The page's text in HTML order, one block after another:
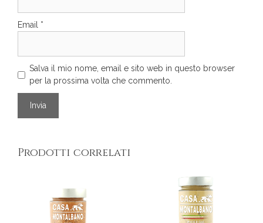
Email *
Salva il mio nome, email e sito web in questo browser
per la prossima volta che commento.
Prodotti correlati